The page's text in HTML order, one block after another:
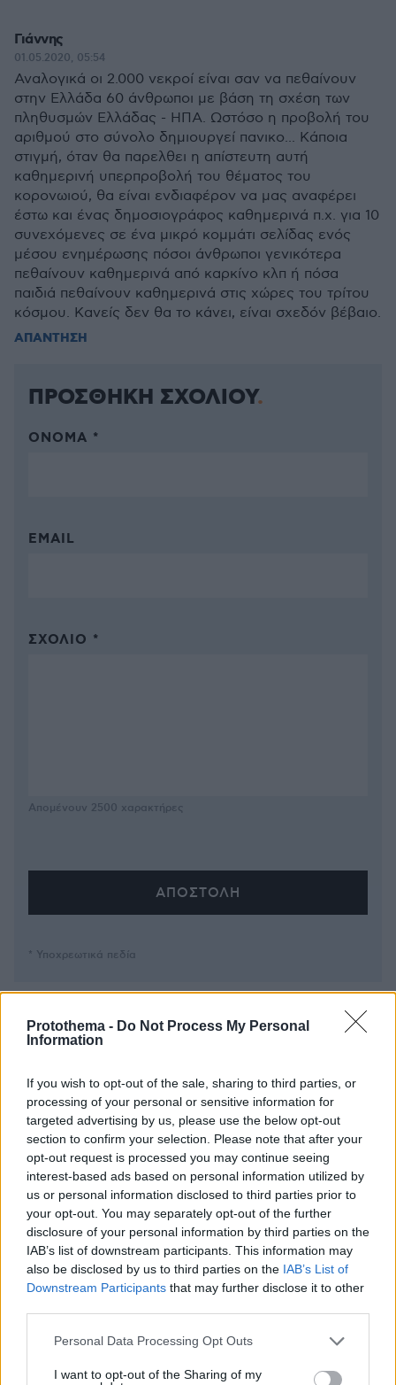
Protothema - Do Not Process My Personal
Information
If you wish to opt-out of the sale, sharing to third parties, or
processing of your personal or sensitive information for
targeted advertising by us, please use the below opt-out
section to confirm your selection. Please note that after your
opt-out request is processed you may continue seeing
interest-based ads based on personal information utilized by
us or personal information disclosed to third parties prior to
your opt-out. You may separately opt-out of the further
disclosure of your personal information by third parties on the
IAB’s list of downstream participants. This information may
also be disclosed by us to third parties on the IAB’s List of
Downstream Participants that may further disclose it to other
Please note that this website/app uses one or more Google
not limited to your visit or usage behaviour. You may click to
Personal Data Processing Opt Outs
I want to opt-out of the Sharing of my
Γιάννης
01.05.2020, 05:54
Αναλογικά οι 2.000 νεκροί είναι σαν να πεθαίνουν
στην Ελλάδα 60 άνθρωποι με βάση τη σχέση των
πληθυσμών Ελλάδας - ΗΠΑ. Ωστόσο η προβολή του
αριθμού στο σύνολο δημιουργεί πανικο... Κάποια
στιγμή, όταν θα παρελθει η απίστευτη αυτή
καθημερινή υπερπροβολή του θέματος του
κορονωιού, θα είναι ενδιαφέρον να μας αναφέρει
έστω και ένας δημοσιογράφος καθημερινά π.χ. για 10
συνεχόμενες σε ένα μικρό κομμάτι σελίδας ενός
μέσου ενημέρωσης πόσοι άνθρωποι γενικότερα
πεθαίνουν καθημερινά από καρκίνο κλπ ή πόσα
παιδιά πεθαίνουν καθημερινά στις χώρες του τρίτου
κόσμου. Κανείς δεν θα το κάνει, είναι σχεδόν βέβαιο.
ΑΠΑΝΤΗΣΗ
ΠΡΟΣΘΗΚΗ ΣΧΟΛΙΟΥ
ΌΝΟΜΑ *
EMAIL
ΣΧΌΛΙΟ *
Απομένουν 2500 χαρακτήρες
* Υποχρεωτικά πεδία
ΡΟΗ ΕΙΔΗΣΕΩΝ
Η απόλυτη υποκρισία του Ελληνικού κράτους
πριν 6 λεπτά
ΓΙΑΝΝΗΣ ΣΕΡΕΤΗΣ
Τεράστιο πρόβλημα στη μεσαία γραμμή, αποδοκιμασίες,
πίεση και εναλλακτικές
πριν 6 λεπτά
Μετέτρεψαν χωράφι στη Χαλκηδόνα Θεσσαλονίκης σε
χωματερή με μπάζα από ανακαινίσεις, δύο συλλήψεις
πριν 6 λεπτά
Το μυστήριο με το «rainbow baby» λύθηκε μετά από 65
χρόνια: Η πιο συγκινητική ιστορία υιοθεσίας